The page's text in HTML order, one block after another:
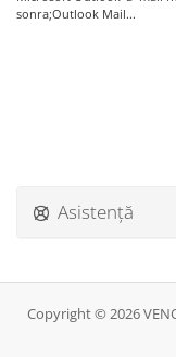
sonra;Outlook Mail...
Asistență
Copyright © 2026